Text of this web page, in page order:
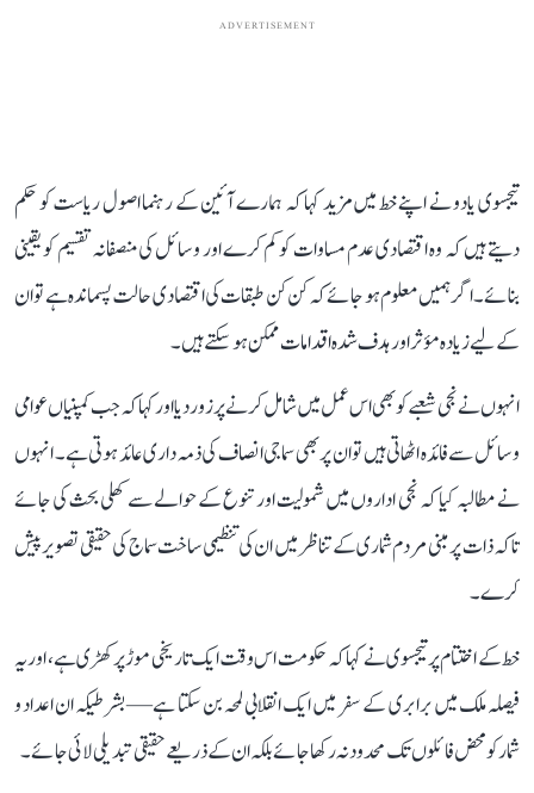
ADVERTISEMENT
تیجسوی یادو نے اپنے خط میں مزید کہا کہ ہمارے آئین کے رہنما اصول ریاست کو حکم
دیتے ہیں کہ وہ اقتصادی عدم مساوات کو کم کرے اور وسائل کی منصفانہ تقسیم کو یقینی
بنائے۔ اگر ہمیں معلوم ہو جائے کہ کن کن طبقات کی اقتصادی حالت پسماندہ ہے تو ان
کے لیے زیادہ مؤثر اور ہدف شدہ اقدامات ممکن ہو سکتے ہیں۔
انہوں نے نجی شعبے کو بھی اس عمل میں شامل کرنے پر زور دیا اور کہا کہ جب کمپنیاں عوامی
وسائل سے فائدہ اٹھاتی ہیں تو ان پر بھی سماجی انصاف کی ذمہ داری عائد ہوتی ہے۔ انہوں
نے مطالبہ کیا کہ نجی اداروں میں شمولیت اور تنوع کے حوالے سے کھلی بحث کی جائے
تاکہ ذات پر مبنی مردم شماری کے تناظر میں ان کی تنظیمی ساخت سماج کی حقیقی تصویر پیش
کرے۔
خط کے اختتام پر تیجسوی نے کہا کہ حکومت اس وقت ایک تاریخی موڑ پر کھڑی ہے، اور یہ
فیصلہ ملک میں برابری کے سفر میں ایک انقلابی لمحہ بن سکتا ہے—بشرطیکہ ان اعداد و
شمار کو محض فائلوں تک محدود نہ رکھا جائے بلکہ ان کے ذریعے حقیقی تبدیلی لائی جائے۔